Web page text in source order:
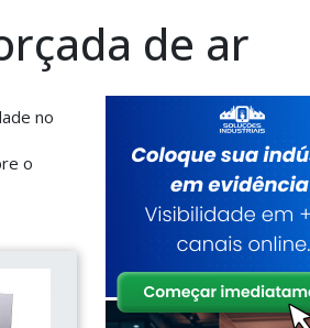
de ar
no
o